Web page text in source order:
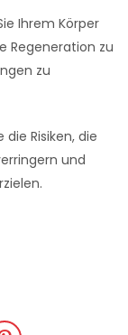
Ihrem Körper
Regeneration zu
zu
Risiken, die
und